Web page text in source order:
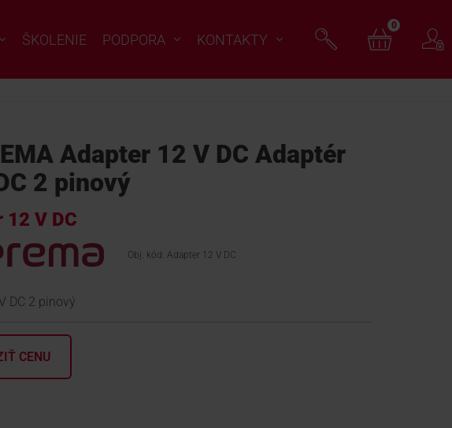
ŠKOLENIE PODPORA KONTAKTY
0
Adapter 12 V DC Adaptér
2 pinový
12 V DC
Obj. kód: Adapter 12 V DC
DC 2 pinový
CENU